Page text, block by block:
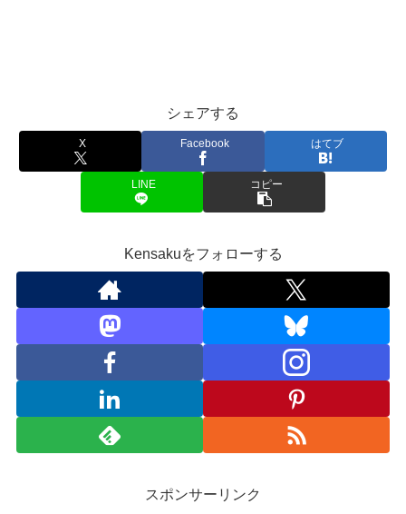
シェアする
X Facebook はてブ
LINE コピー
Kensakuをフォローする
スポンサーリンク